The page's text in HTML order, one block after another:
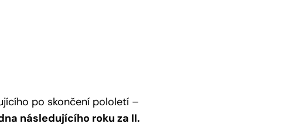
po skončení pololetí –
následujícího roku za II.